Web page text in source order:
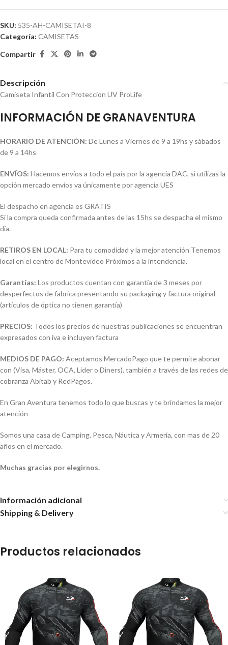
SKU: 535-AH-CAMISETAI-8
Categoría: CAMISETAS
Compartir
Descripción
Camiseta Infantil Con Proteccion UV ProLife
INFORMACIÓN DE GRANAVENTURA
HORARIO DE ATENCIÓN: De Lunes a Viernes de 9 a 19hs y sábados
de 9 a 14hs
ENVÍOS: Hacemos envíos a todo el país por la agencia DAC, si utilizas la
opción mercado envíos va únicamente por agencia UES
El despacho en agencia es GRATIS
Si la compra queda confirmada antes de las 15hs se despacha el mismo
día.
RETIROS EN LOCAL: Para tu comodidad y la mejor atención Tenemos
local en el centro de Montevideo Próximos a la intendencia.
Garantías: Los productos cuentan con garantía de 3 meses por
desperfectos de fabrica presentando su packaging y factura original
(artículos de óptica no tienen garantía)
PRECIOS: Todos los precios de nuestras publicaciones se encuentran
expresados con iva e incluyen factura
MEDIOS DE PAGO: Aceptamos MercadoPago que te permite abonar
con (Visa, Máster, OCA, Lider o Diners), también a través de las redes de
cobranza Abitab y RedPagos.
En Gran Aventura tenemos todo lo que buscas y te brindamos la mejor
atención
Somos una casa de Camping, Pesca, Náutica y Armería, con mas de 20
años en el mercado.
Muchas gracias por elegirnos.
Información adicional
Shipping & Delivery
Productos relacionados